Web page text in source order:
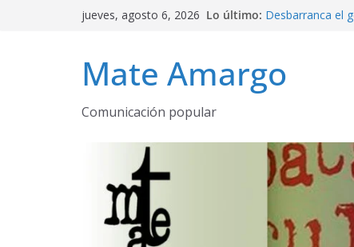
jueves, agosto 6, 2026 Lo último: Desbarranca el
Mate amargo
declaración de la
Mate Amargo
Comunicación popular